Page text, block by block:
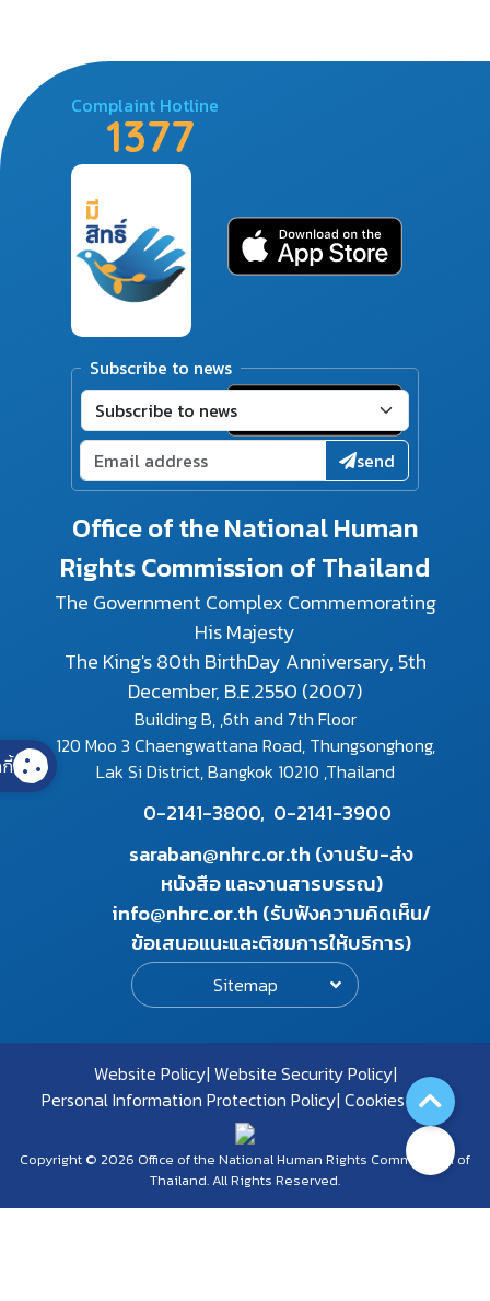
Office of the National Human
Rights Commission of Thailand
The Government Complex Commemorating
His Majesty
The King's 80th BirthDay Anniversary, 5th
December, B.E.2550 (2007)
Building B, ,6th and 7th Floor
120 Moo 3 Chaengwattana Road, Thungsonghong,
Lak Si District, Bangkok 10210 ,Thailand
0-2141-3800, 0-2141-3900
saraban@nhrc.or.th (งานรับ-ส่ง
หนังสือ และงานสารบรรณ)
info@nhrc.or.th (รับฟังความคิดเห็น/
ข้อเสนอแนะและติชมการให้บริการ)
Sitemap
Complaint Hotline
1377
Subscribe to news
send
Website Policy Website Security Policy
Personal Information Protection Policy Cookies Policy
Copyright © 2026 Office of the National Human Rights Commission of
Thailand. All Rights Reserved.